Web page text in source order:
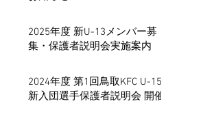
2025年度 新U-13メンバー募
集・保護者説明会実施案内
2024年度 第1回鳥取KFC U-15
新入団選手保護者説明会 開催